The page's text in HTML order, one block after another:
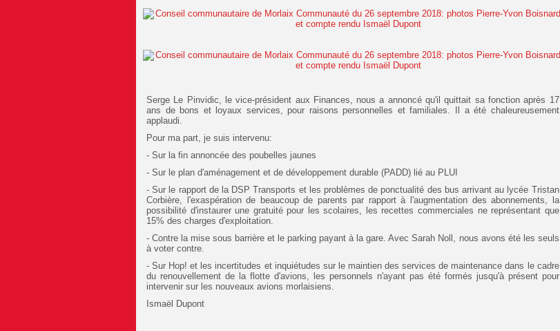
Serge Le Pinvidic, le vice-président aux Finances, nous a annoncé qu'il quittait sa fonction après 17
ans de bons et loyaux services, pour raisons personnelles et familiales. Il a été chaleureusement
applaudi.
Pour ma part, je suis intervenu:
- Sur la fin annoncée des poubelles jaunes
- Sur le plan d'aménagement et de développement durable (PADD) lié au PLUI
- Sur le rapport de la DSP Transports et les problèmes de ponctualité des bus arrivant au lycée Tristan
Corbière, l'exaspération de beaucoup de parents par rapport à l'augmentation des abonnements, la
possibilité d'instaurer une gratuité pour les scolaires, les recettes commerciales ne représentant que
15% des charges d'exploitation.
- Contre la mise sous barrière et le parking payant à la gare. Avec Sarah Noll, nous avons été les seuls
à voter contre.
- Sur Hop! et les incertitudes et inquiétudes sur le maintien des services de maintenance dans le cadre
du renouvellement de la flotte d'avions, les personnels n'ayant pas été formés jusqu'à présent pour
intervenir sur les nouveaux avions morlaisiens.
Ismaël Dupont